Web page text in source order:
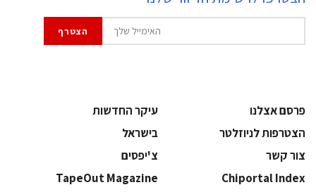
פרסם אצלנו
עיקר החדשות
הצטרפות לניוזלטר
בישראל
צור קשר
צ'יפסים
Chiportal Index
TapeOut Magazine